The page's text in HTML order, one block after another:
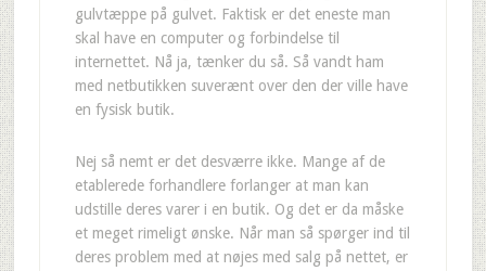
gulvtæppe på gulvet. Faktisk er det eneste man
skal have en computer og forbindelse til
internettet. Nå ja, tænker du så. Så vandt ham
med netbutikken suverænt over den der ville have
en fysisk butik.
Nej så nemt er det desværre ikke. Mange af de
etablerede forhandlere forlanger at man kan
udstille deres varer i en butik. Og det er da måske
et meget rimeligt ønske. Når man så spørger ind til
deres problem med at nøjes med salg på nettet, er